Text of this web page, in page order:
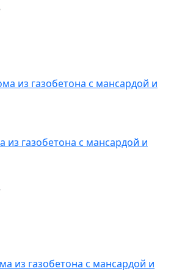
из газобетона с мансардой и